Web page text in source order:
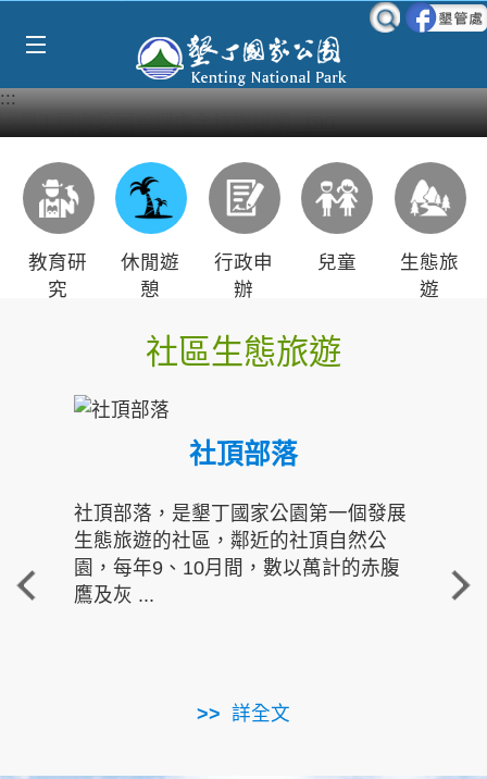
:::
教育研
究
休閒遊
憩
行政申
辦
兒童
生態旅
遊
社區生態旅遊
社頂部落
社頂部落，是墾丁國家公園第一個發展
生態旅遊的社區，鄰近的社頂自然公
園，每年9、10月間，數以萬計的赤腹
鷹及灰 ...
詳全文
重
走進